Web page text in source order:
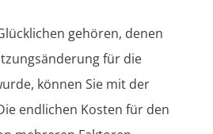
gehören, denen
für die
können Sie mit der
endlichen Kosten für den